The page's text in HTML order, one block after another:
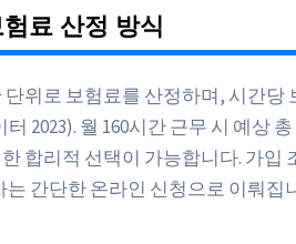
료 산정 방식
위로 보험료를 산정하며, 시간당
2023). 월 160시간 근무 시 예상
합리적 선택이 가능합니다. 가입
간단한 온라인 신청으로 이뤄집